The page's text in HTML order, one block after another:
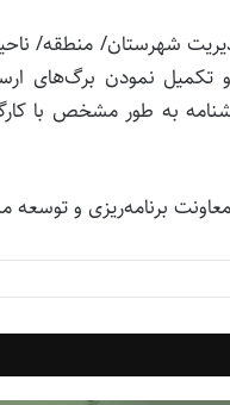
شهرستان/ منطقه/
تکمیل نمودن برگ‌های
به طور مشخص با
برنامه‌ریزی و توسعه